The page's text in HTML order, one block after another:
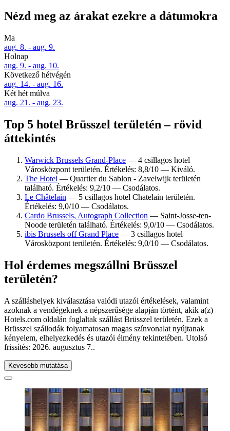
Nézd meg az árakat ezekre a dátumokra
Ma
aug. 8. - aug. 9.
Holnap
aug. 9. - aug. 10.
Következő hétvégén
aug. 14. - aug. 16.
Két hét múlva
aug. 21. - aug. 23.
Top 5 hotel Brüsszel területén – rövid
áttekintés
Warwick Brussels Grand-Place — 4 csillagos hotel
Városközpont területén. Értékelés: 8,8/10 — Kiváló.
The Hotel — Quartier du Sablon - Zavelwijk területén
található. Értékelés: 9,2/10 — Csodálatos.
Le Châtelain — 5 csillagos hotel Chatelain területén.
Értékelés: 9,0/10 — Csodálatos.
Cardo Brussels, Autograph Collection — Saint-Josse-ten-
Noode területén található. Értékelés: 9,0/10 — Csodálatos.
ibis Brussels off Grand Place — 3 csillagos hotel
Városközpont területén. Értékelés: 9,0/10 — Csodálatos.
Hol érdemes megszállni Brüsszel
területén?
A szálláshelyek kiválasztása valódi utazói értékelések, valamint
azoknak a vendégeknek a népszerűsége alapján történt, akik a(z)
Hotels.com oldalán foglaltak szállást Brüsszel területén. Ezek a
Brüsszel szállodák folyamatosan magas színvonalat nyújtanak
kényelem, elhelyezkedés és utazói élmény tekintetében. Utolsó
frissítés: 2026. augusztus 7..
Kevesebb mutatása